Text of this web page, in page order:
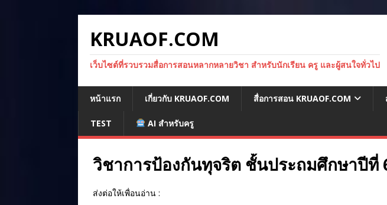
KRUAOF.COM
เว็บไซต์ที่รวบรวมสื่อการสอนหลากหลายวิชา สำหรับนักเรียน ครู และผู้สนใจทั่วไป
หน้าแรก เกี่ยวกับ KRUAOF.COM สื่อการสอน KRUAOF.COM
TEST AI สำหรับครู
วิชาการป้องกันทุจริต ชั้นประถมศึกษาปีที่
ส่งต่อให้เพื่อนอ่าน :